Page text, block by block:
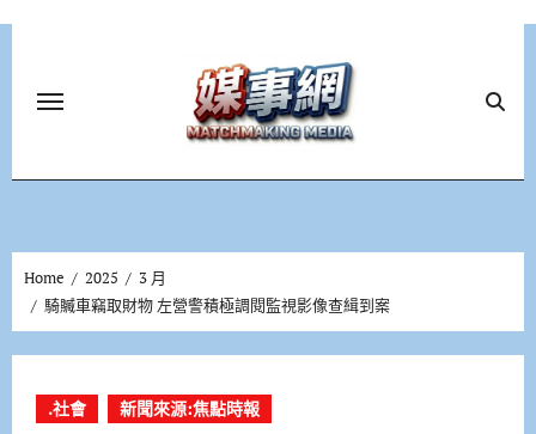
Home 2025
3 月
騎贓車竊取財物 左營警積極調閱監視影像查緝到案
.社會 新聞來源:焦點時報